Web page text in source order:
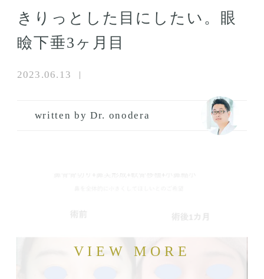
きりっとした目にしたい。眼
瞼下垂3ヶ月目
2023.06.13
written by Dr. onodera